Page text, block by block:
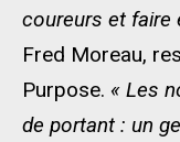
coureurs et faire
Fred Moreau,
Purpose. « Les
de portant : un